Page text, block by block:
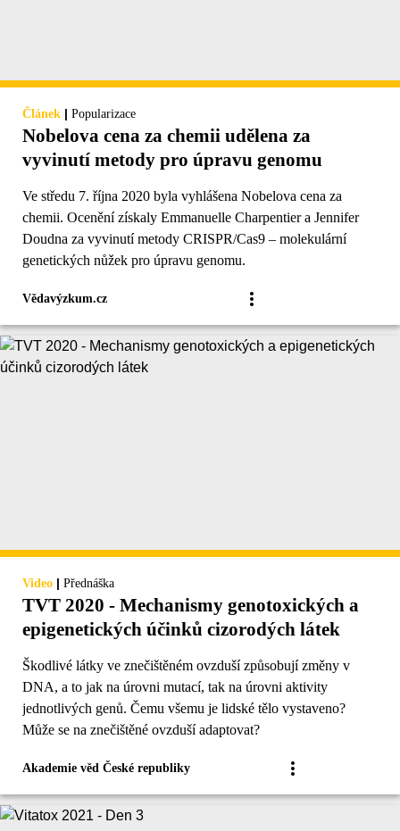
Článek | Popularizace
Nobelova cena za chemii udělena za
vyvinutí metody pro úpravu genomu
Ve středu 7. října 2020 byla vyhlášena Nobelova cena za
chemii. Ocenění získaly Emmanuelle Charpentier a Jennifer
Doudna za vyvinutí metody CRISPR/Cas9 – molekulární
genetických nůžek pro úpravu genomu.
Vědavýzkum.cz
Video | Přednáška
TVT 2020 - Mechanismy genotoxických a
epigenetických účinků cizorodých látek
Škodlivé látky ve znečištěném ovzduší způsobují změny v
DNA, a to jak na úrovni mutací, tak na úrovni aktivity
jednotlivých genů. Čemu všemu je lidské tělo vystaveno?
Může se na znečištěné ovzduší adaptovat?
Akademie věd České republiky